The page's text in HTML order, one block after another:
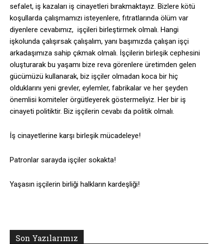
sefalet, iş kazaları iş cinayetleri bırakmaktayız. Bizlere kötü
koşullarda çalışmamızı isteyenlere, fıtratlarında ölüm var
diyenlere cevabımız, işçileri birleştirmek olmalı. Hangi
işkolunda çalışırsak çalışalım, yanı başımızda çalışan işçi
arkadaşımıza sahip çıkmak olmalı. İşçilerin birleşik cephesini
oluşturarak bu yaşamı bize reva görenlere üretimden gelen
gücümüzü kullanarak, biz işçiler olmadan koca bir hiç
olduklarını yeni grevler, eylemler, fabrikalar ve her şeyden
önemlisi komiteler örgütleyerek göstermeliyiz. Her bir iş
cinayeti politiktir. Biz işçilerin cevabı da politik olmalı.
İş cinayetlerine karşı birleşik mücadeleye!
Patronlar sarayda işçiler sokakta!
Yaşasın işçilerin birliği halkların kardeşliği!
Son Yazılarımız